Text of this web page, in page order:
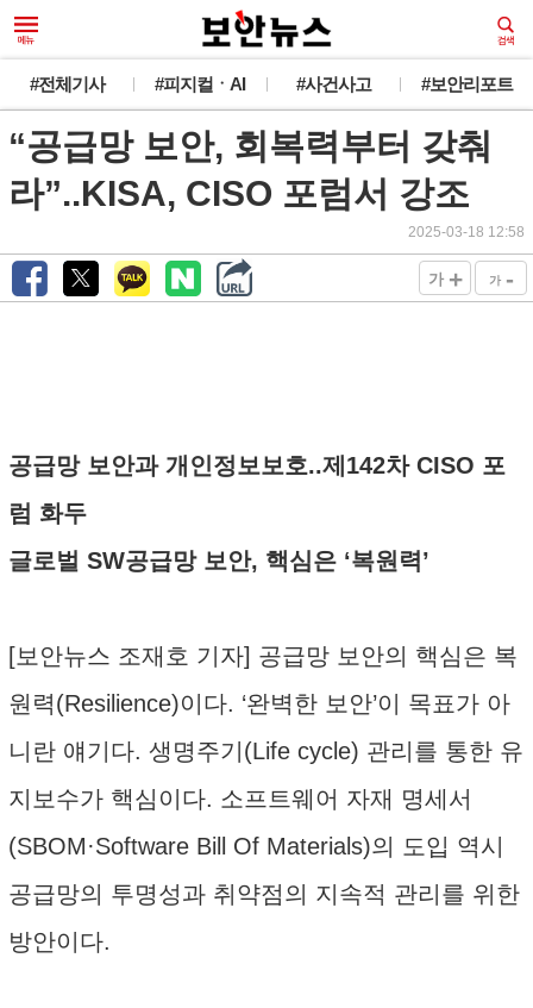
#전체기사 #피지컬ㆍAI #사건사고 #보안리포트
“공급망 보안, 회복력부터 갖춰
라”..KISA, CISO 포럼서 강조
2025-03-18 12:58
가 + 가 -
공급망 보안과 개인정보보호..제142차 CISO 포
럼 화두
글로벌 SW공급망 보안, 핵심은 ‘복원력’
[보안뉴스 조재호 기자] 공급망 보안의 핵심은 복
원력(Resilience)이다. ‘완벽한 보안’이 목표가 아
니란 얘기다. 생명주기(Life cycle) 관리를 통한 유
지보수가 핵심이다. 소프트웨어 자재 명세서
(SBOM·Software Bill Of Materials)의 도입 역시
공급망의 투명성과 취약점의 지속적 관리를 위한
방안이다.